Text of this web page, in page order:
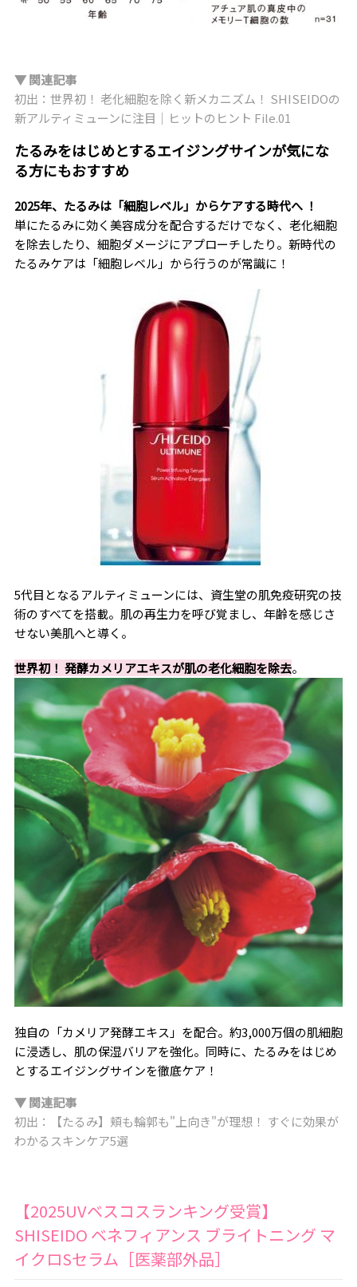
▼ 関連記事
初出：世界初！ 老化細胞を除く新メカニズム！ SHISEIDOの
新アルティミューンに注目｜ヒットのヒント File.01
たるみをはじめとするエイジングサインが気にな
る方にもおすすめ
2025年、たるみは「細胞レベル」からケアする時代へ ！
単にたるみに効く美容成分を配合するだけでなく、老化細胞
を除去したり、細胞ダメージにアプローチしたり。新時代の
たるみケアは「細胞レベル」から行うのが常識に！
5代目となるアルティミューンには、資生堂の肌免疫研究の技
術のすべてを搭載。肌の再生力を呼び覚まし、年齢を感じさ
せない美肌へと導く。
世界初！ 発酵カメリアエキスが肌の老化細胞を除去。
独自の「カメリア発酵エキス」を配合。約3,000万個の肌細胞
に浸透し、肌の保湿バリアを強化。同時に、たるみをはじめ
とするエイジングサインを徹底ケア！
▼ 関連記事
初出：【たるみ】頬も輪郭も"上向き"が理想！ すぐに効果が
わかるスキンケア5選
【2025UVベスコスランキング受賞】
SHISEIDO ベネフィアンス ブライトニング マ
イクロSセラム［医薬部外品］